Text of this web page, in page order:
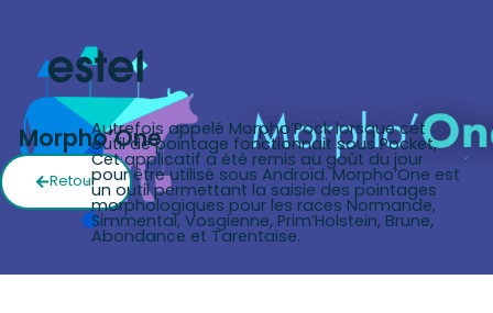
Retour
Morpho’OneAutrefois appelé Morpho’Pock lorsque cet
outil de pointage fonctionnait sous Pocket,
Cet applicatif a été remis au goût du jour
pour être utilisé sous Androïd. Morpho’One est
un outil permettant la saisie des pointages
morphologiques pour les races Normande,
Simmental, Vosgienne, Prim’Holstein, Brune,
Abondance et Tarentaise.